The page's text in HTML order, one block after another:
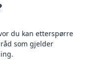
du kan etterspørre
som gjelder